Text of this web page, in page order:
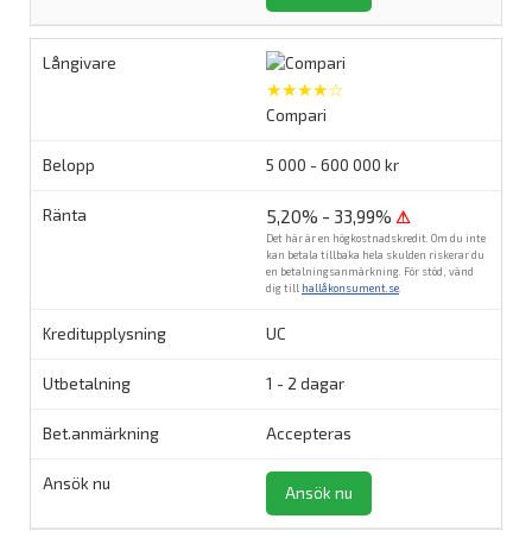
★★★★☆
Compari
5 000 - 600 000 kr
5,20% - 33,99% ⚠
Det här är en högkostnadskredit. Om du inte
kan betala tillbaka hela skulden riskerar du
en betalningsanmärkning. För stöd, vänd
dig till hallåkonsument.se
UC
1 - 2 dagar
Accepteras
Ansök nu